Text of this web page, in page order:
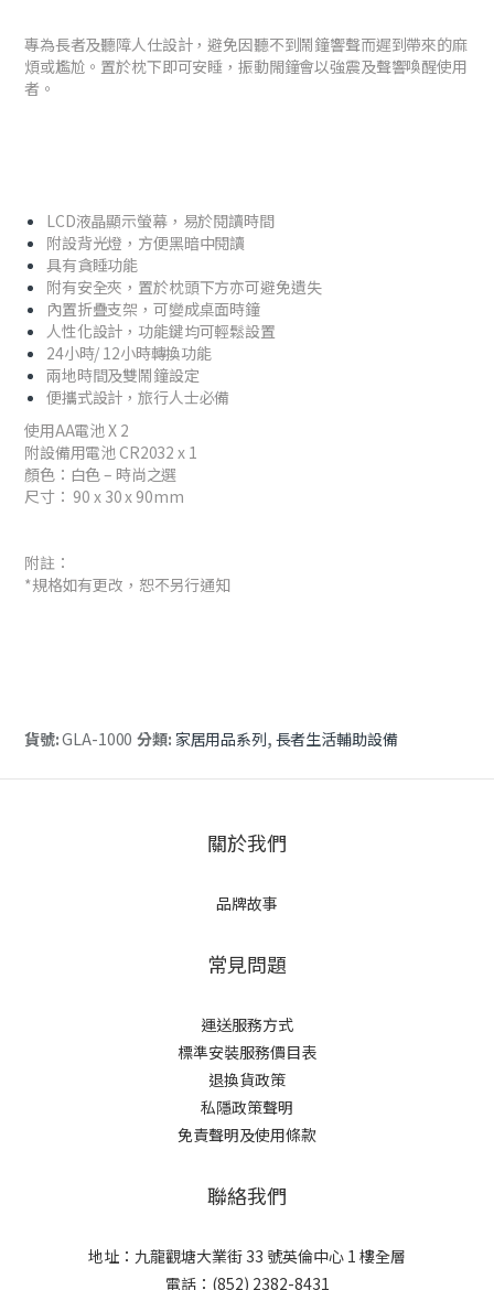
專為長者及聽障人仕設計，避免因聽不到鬧鐘響聲而遲到帶來的麻
煩或尷尬。置於枕下即可安睡，振動閙鐘會以強震及聲響喚醒使用
者。
LCD液晶顯示螢幕，易於閱讀時間
附設背光燈，方便黑暗中閱讀
具有貪睡功能
附有安全夾，置於枕頭下方亦可避免遺失
內置折疊支架，可變成桌面時鐘
人性化設計，功能鍵均可輕鬆設置
24小時/ 12小時轉換功能
兩地時間及雙鬧鐘設定
便攜式設計，旅行人士必備
使用AA電池 X 2
附設備用電池 CR2032 x 1
顏色：白色 – 時尚之選
尺寸： 90 x 30 x 90mm
附註：
*規格如有更改，恕不另行通知
貨號:GLA-1000 分類: 家居用品系列, 長者生活輔助設備
關於我們
品牌故事
常見問題
運送服務方式
標準安裝服務價目表
退換貨政策
私隱政策聲明
免責聲明及使用條款
聯絡我們
地址：九龍觀塘大業街 33 號英倫中心 1 樓全層
電話：(852) 2382-8431